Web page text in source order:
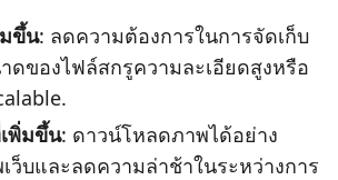
ขึ้น: ลดความต้องการในการจัดเก็บ
ดของไฟล์สกรูความละเอียดสูงหรือ
พิ่มขึ้น: ดาวน์โหลดภาพได้อย่าง
ว็บและลดความล่าช้าในระหว่างการ